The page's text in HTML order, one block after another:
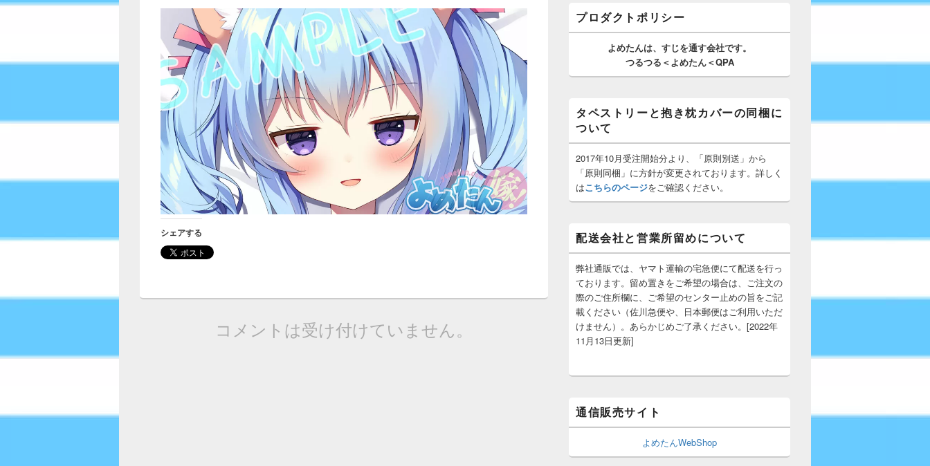
ー
シ
ョ
ン
シェアする
コメントは受け付けていません。
ウ
ィ
ト
ア
プロダクトポリシー
よめたんは、 すじを通す会社です。
つるつる＜よめたん＜QPA
タペストリーと抱き枕カバーの同梱に
ついて
2017年10月受注開始分より、「原則別送」から
「原則同梱」に方針が変更されております。詳しく
はこちらのページをご確認ください。
配送会社と営業所留めについて
弊社通販では、ヤマト運輸の宅急便にて配送を行っ
ております。留め置きをご希望の場合は、ご注文の
際のご住所欄に、ご希望のセンター止めの旨をご記
載ください（佐川急便や、日本郵便はご利用いただ
けません）。あらかじめご了承ください。[2022年
11月13日更新]
通信販売サイト
よめたんWebShop